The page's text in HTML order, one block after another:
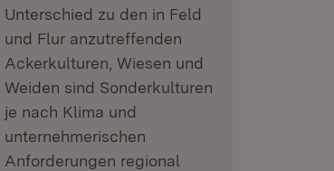
Unterschied zu den in Feld
und Flur anzutreffenden
Ackerkulturen, Wiesen und
Weiden sind Sonderkulturen
je nach Klima und
unternehmerischen
Anforderungen regional